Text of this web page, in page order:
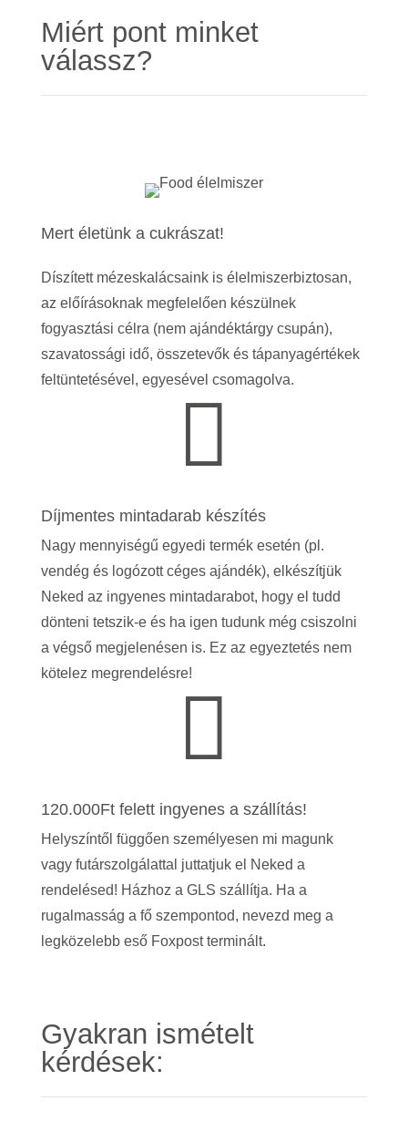
Miért pont minket
válassz?
Mert életünk a cukrászat!
Díszített mézeskalácsaink is élelmiszerbiztosan,
az előírásoknak megfelelően készülnek
fogyasztási célra (nem ajándéktárgy csupán),
szavatossági idő, összetevők és tápanyagértékek
feltüntetésével, egyesével csomagolva.

Díjmentes mintadarab készítés
Nagy mennyiségű egyedi termék esetén (pl.
vendég és logózott céges ajándék), elkészítjük
Neked az ingyenes mintadarabot, hogy el tudd
dönteni tetszik-e és ha igen tudunk még csiszolni
a végső megjelenésen is. Ez az egyeztetés nem
kötelez megrendelésre!

120.000Ft felett ingyenes a szállítás!
Helyszíntől függően személyesen mi magunk
vagy futárszolgálattal juttatjuk el Neked a
rendelésed! Házhoz a GLS szállítja. Ha a
rugalmasság a fő szempontod, nevezd meg a
legközelebb eső Foxpost terminált.
Gyakran ismételt
kérdések: